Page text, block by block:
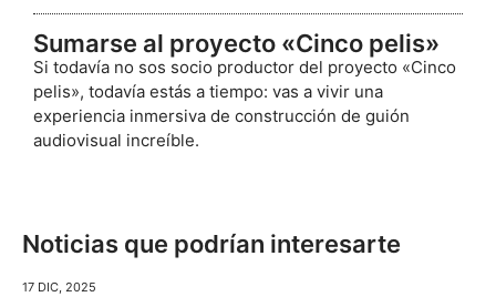
Sumarse al proyecto «Cinco pelis»
Si todavía no sos socio productor del proyecto «Cinco
pelis», todavía estás a tiempo: vas a vivir una
experiencia inmersiva de construcción de guión
audiovisual increíble.
Noticias que podrían interesarte
17 DIC, 2025